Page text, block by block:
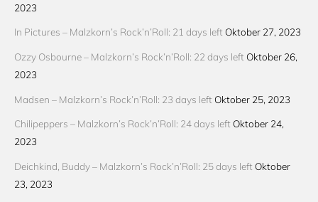
2023
In Pictures – Malzkorn’s Rock’n’Roll: 21 days left Oktober 27, 2023
Ozzy Osbourne – Malzkorn’s Rock’n’Roll: 22 days left Oktober 26,
2023
Madsen – Malzkorn’s Rock’n’Roll: 23 days left Oktober 25, 2023
Chilipeppers – Malzkorn’s Rock’n’Roll: 24 days left Oktober 24,
2023
Deichkind, Buddy – Malzkorn’s Rock’n’Roll: 25 days left Oktober
23, 2023